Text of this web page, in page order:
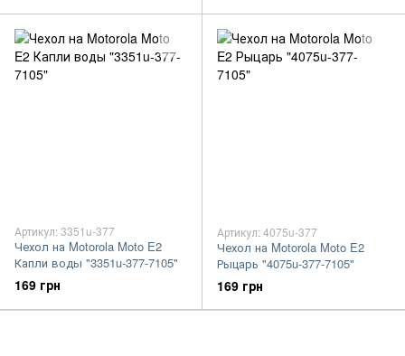
Артикул: 3351u-377
Чехол на Motorola Moto E2
Капли воды "3351u-377-7105"
169 грн
Артикул: 4075u-377
Чехол на Motorola Moto E2
Рыцарь "4075u-377-7105"
169 грн